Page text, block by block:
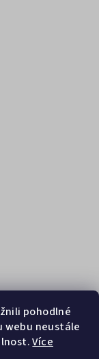
pohodlné
webu neustále
Více